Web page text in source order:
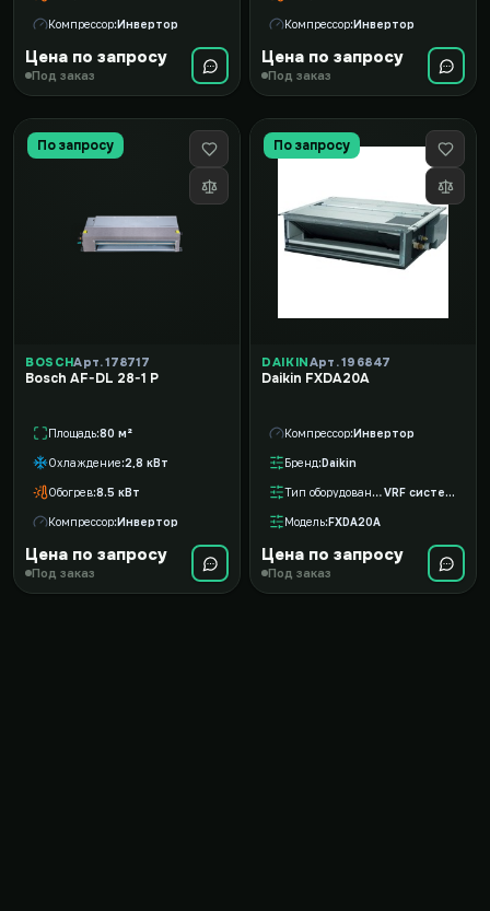
Компрессор Инвертор
Цена по запросу
Под заказ
Компрессор Инвертор
Цена по запросу
Под заказ
По запросу
BOSCHАрт. 178717
Bosch AF-DL 28-1 P
Площадь 80 м²
Охлаждение 2,8 кВт
Обогрев 8.5 кВт
Компрессор Инвертор
Цена по запросу
Под заказ
По запросу
DAIKINАрт. 196847
Daikin FXDA20A
Компрессор Инвертор
Бренд Daikin
Тип оборудования VRF система
Модель FXDA20A
Цена по запросу
Под заказ